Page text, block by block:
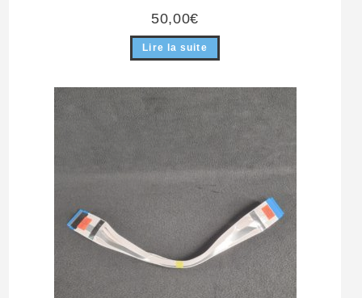
50,00€
Lire la suite